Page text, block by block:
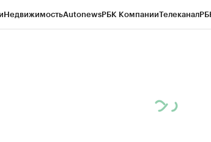
НедвижимостьAutonewsРБК КомпанииТелеканал